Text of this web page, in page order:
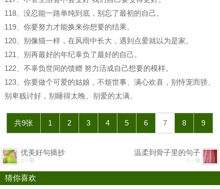
118、没忍能一路单纯到底，别忘了最初的自己。
119、你要努力才能换来你想要的结果。
120、别像猫一样，在风雨中长大，遇到点爱就以为是家。
121、别再最好的年纪辜负了最好的自己。
122、不辜负世间的馈赠 努力活成自己想要的模样。
123、你要做个可爱的姑娘，不烦世事、满心欢喜，别恃宠而骄、
别卑贱讨好，别睡得太晚、别爱的太满。
共9张 1 2 3 4 5 6 7 8 9
优美好句摘抄
上一篇
温柔到骨子里的句子
下一篇
猜你喜欢